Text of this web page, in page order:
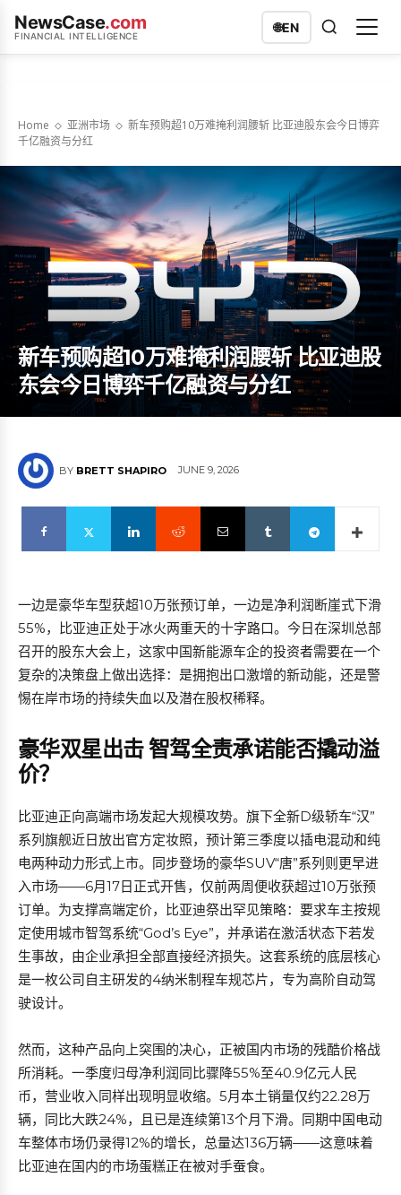
NewsCase.com
FINANCIAL INTELLIGENCE
🌐EN
Home 亚洲市场
新车预购超10万难掩利润腰斩 比亚迪股东会今日博弈
千亿融资与分红
新车预购超10万难掩利润腰斩 比亚迪股
东会今日博弈千亿融资与分红
BY BRETT SHAPIRO JUNE 9, 2026
一边是豪华车型获超10万张预订单，一边是净利润断崖式下滑
55%，比亚迪正处于冰火两重天的十字路口。今日在深圳总部
召开的股东大会上，这家中国新能源车企的投资者需要在一个
复杂的决策盘上做出选择：是拥抱出口激增的新动能，还是警
惕在岸市场的持续失血以及潜在股权稀释。
豪华双星出击 智驾全责承诺能否撬动溢
价？
比亚迪正向高端市场发起大规模攻势。旗下全新D级轿车“汉”
系列旗舰近日放出官方定妆照，预计第三季度以插电混动和纯
电两种动力形式上市。同步登场的豪华SUV“唐”系列则更早进
入市场——6月17日正式开售，仅前两周便收获超过10万张预
订单。为支撑高端定价，比亚迪祭出罕见策略：要求车主按规
定使用城市智驾系统“God’s Eye”，并承诺在激活状态下若发
生事故，由企业承担全部直接经济损失。这套系统的底层核心
是一枚公司自主研发的4纳米制程车规芯片，专为高阶自动驾
驶设计。
然而，这种产品向上突围的决心，正被国内市场的残酷价格战
所消耗。一季度归母净利润同比骤降55%至40.9亿元人民
币，营业收入同样出现明显收缩。5月本土销量仅约22.28万
辆，同比大跌24%，且已是连续第13个月下滑。同期中国电动
车整体市场仍录得12%的增长，总量达136万辆——这意味着
比亚迪在国内的市场蛋糕正在被对手蚕食。